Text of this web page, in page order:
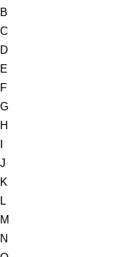
B
C
D
E
F
G
H
J
K
L
M
N